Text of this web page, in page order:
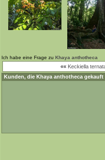
Ich habe eine Frage zu Khaya anthotheca
«« Keckiella
Kunden, die Khaya anthotheca gekauft